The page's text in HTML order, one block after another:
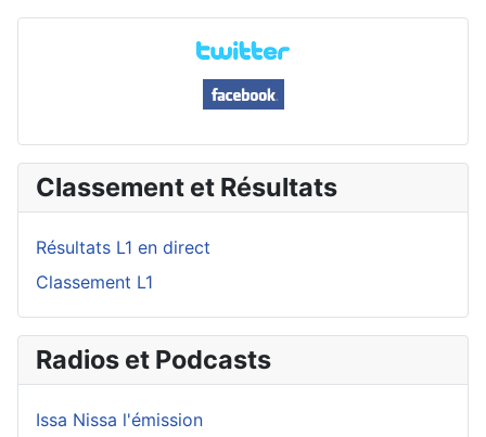
Classement et Résultats
Résultats L1 en direct
Classement L1
Radios et Podcasts
Issa Nissa l'émission